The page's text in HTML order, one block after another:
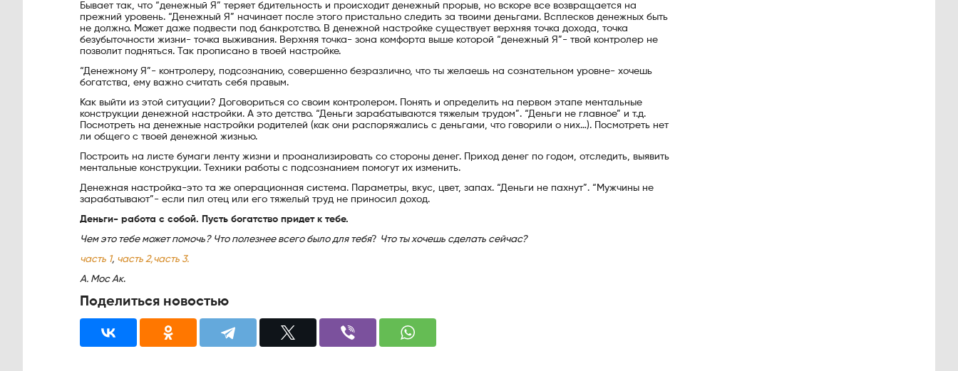
Бывает так, что “денежный Я” теряет бдительность и происходит денежный прорыв, но вскоре все возвращается на
прежний уровень. “Денежный Я” начинает после этого пристально следить за твоими деньгами. Всплесков денежных быть
не должно. Может даже подвести под банкротство. В денежной настройке существует верхняя точка дохода, точка
безубыточности жизни- точка выживания. Верхняя точка- зона комфорта выше которой “денежный Я”- твой контролер не
позволит подняться. Так прописано в твоей настройке.
“Денежному Я”- контролеру, подсознанию, совершенно безразлично, что ты желаешь на сознательном уровне- хочешь
богатства, ему важно считать себя правым.
Как выйти из этой ситуации? Договориться со своим контролером. Понять и определить на первом этапе ментальные
конструкции денежной настройки. А это детство. “Деньги зарабатываются тяжелым трудом”. “Деньги не главное” и т.д.
Посмотреть на денежные настройки родителей (как они распоряжались с деньгами, что говорили о них…). Посмотреть нет
ли общего с твоей денежной жизнью.
Построить на листе бумаги ленту жизни и проанализировать со стороны денег. Приход денег по годом, отследить, выявить
ментальные конструкции. Техники работы с подсознанием помогут их изменить.
Денежная настройка-это та же операционная система. Параметры, вкус, цвет, запах. “Деньги не пахнут”. “Мужчины не
зарабатывают”- если пил отец или его тяжелый труд не приносил доход.
Деньги- работа с собой. Пусть богатство придет к тебе.
Чем это тебе может помочь? Что полезнее всего было для тебя? Что ты хочешь сделать сейчас?
часть 1, часть 2,часть 3.
А. Мос Ак.
Поделиться новостью